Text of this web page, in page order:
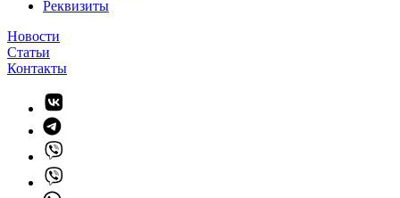
Реквизиты
Новости
Статьи
Контакты